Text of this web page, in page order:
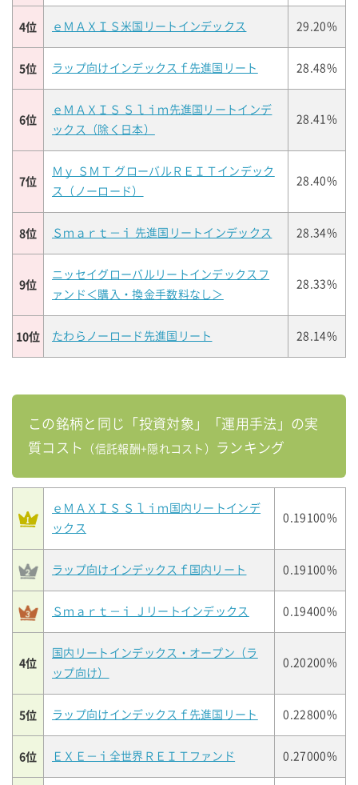
4位 ｅＭＡＸＩＳ米国リートインデックス 29.20%
5位 ラップ向けインデックスｆ先進国リート 28.48%
6位
ｅＭＡＸＩＳ Ｓｌｉｍ先進国リートインデ
ックス（除く日本）
28.41%
7位
Ｍｙ ＳＭＴ グローバルＲＥＩＴインデック
ス（ノーロード）
28.40%
8位 Ｓｍａｒｔ－ｉ 先進国リートインデックス 28.34%
9位
ニッセイグローバルリートインデックスフ
ァンド＜購入・換金手数料なし＞
28.33%
10位 たわらノーロード先進国リート 28.14%
この銘柄と同じ「投資対象」「運用手法」の実
質コスト
（信託報酬+隠れコスト） ランキング
ｅＭＡＸＩＳ Ｓｌｉｍ国内リートインデ
ックス
0.19100%
ラップ向けインデックスｆ国内リート 0.19100%
Ｓｍａｒｔ－ｉ Ｊリートインデックス 0.19400%
4位
国内リートインデックス・オープン（ラ
ップ向け）
0.20200%
5位 ラップ向けインデックスｆ先進国リート 0.22800%
6位 ＥＸＥ－ｉ全世界ＲＥＩＴファンド 0.27000%